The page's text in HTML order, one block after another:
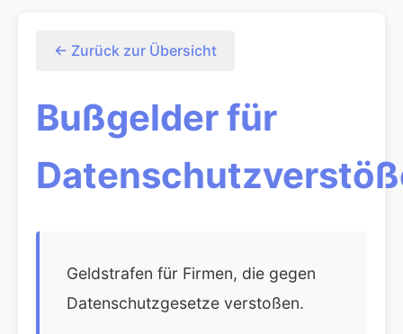
← Zurück zur Übersicht
Bußgelder für
Geldstrafen für Firmen, die gegen
Datenschutzgesetze verstoßen.